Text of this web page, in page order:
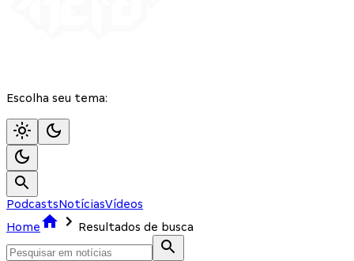
Escolha seu tema:
PodcastsNotíciasVídeos
Home
Resultados de busca